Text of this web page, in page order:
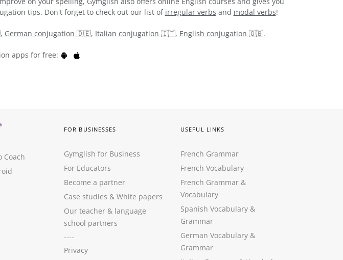
tips. Don't forget to check out our list of irregular verbs and modal verbs!
, German conjugation 🇩🇪, Italian conjugation 🇮🇹, English conjugation 🇬🇧.
apps for free:
Coach
FOR BUSINESSES
Gymglish for Business
For Educators
Become a partner
Case studies & White papers
Our teacher & language
school partners
----
Privacy
USEFUL LINKS
French Grammar
French Vocabulary
French Grammar &
Vocabulary
Spanish Vocabulary &
Grammar
German Vocabulary &
Grammar